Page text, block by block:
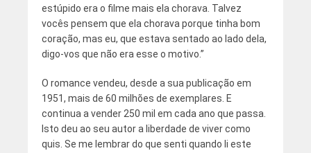
estúpido era o filme mais ela chorava. Talvez
vocês pensem que ela chorava porque tinha bom
coração, mas eu, que estava sentado ao lado dela,
digo-vos que não era esse o motivo.”
O romance vendeu, desde a sua publicação em
1951, mais de 60 milhões de exemplares. E
continua a vender 250 mil em cada ano que passa.
Isto deu ao seu autor a liberdade de viver como
quis. Se me lembrar do que senti quando li este